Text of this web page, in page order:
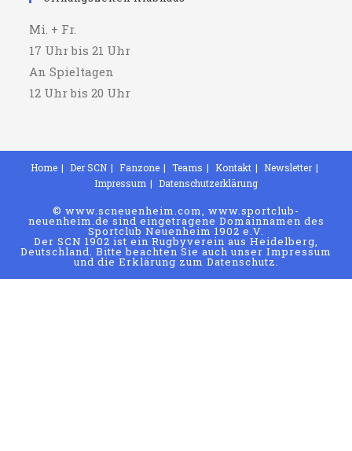
Mi. + Fr.
17 Uhr bis 21 Uhr
An Spieltagen
12 Uhr bis 20 Uhr
Home Der SCN Fanzone Teams Kontakt
Newsletter
Impressum
Datenschutzerklärung
© www.scneuenheim.com, www.sportclub-
neuenheim.de sind eingetragene Domainnamen des
Sportclub Neuenheim 1902 e.V.
Der SCN 1902 ist ein Rugbyverein aus Heidelberg,
Deutschland. Bitte beachten Sie auch unser Impressum
und die Erklärung zum Datenschutz.